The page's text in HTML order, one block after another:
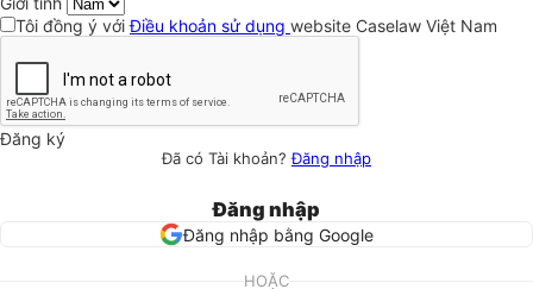
Tôi đồng ý vớiĐiều khoản sử dụng website Caselaw Việt Nam
Đăng ký
Đã có Tài khoản?Đăng nhập
Đăng nhập
Đăng nhập bằng Google
HOẶC